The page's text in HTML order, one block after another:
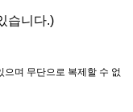
습니다.)
으며 무단으로 복제할 수 없